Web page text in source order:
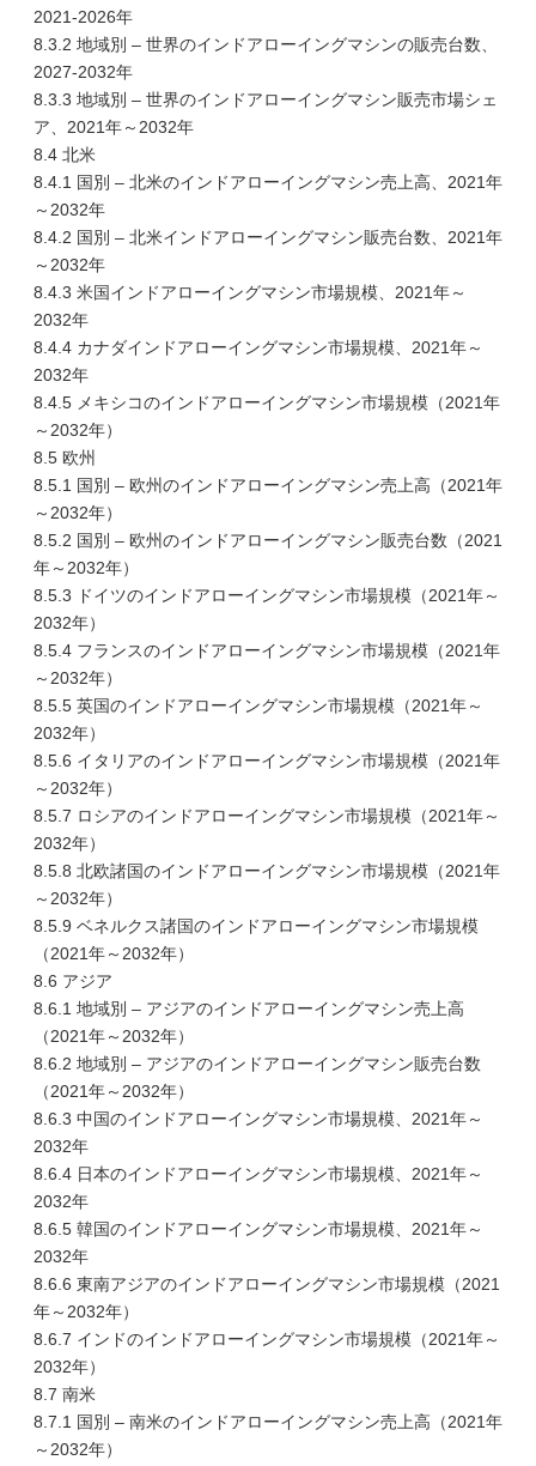
2021-2026年
8.3.2 地域別 – 世界のインドアローイングマシンの販売台数、
2027-2032年
8.3.3 地域別 – 世界のインドアローイングマシン販売市場シェ
ア、2021年～2032年
8.4 北米
8.4.1 国別 – 北米のインドアローイングマシン売上高、2021年
～2032年
8.4.2 国別 – 北米インドアローイングマシン販売台数、2021年
～2032年
8.4.3 米国インドアローイングマシン市場規模、2021年～
2032年
8.4.4 カナダインドアローイングマシン市場規模、2021年～
2032年
8.4.5 メキシコのインドアローイングマシン市場規模（2021年
～2032年）
8.5 欧州
8.5.1 国別 – 欧州のインドアローイングマシン売上高（2021年
～2032年）
8.5.2 国別 – 欧州のインドアローイングマシン販売台数（2021
年～2032年）
8.5.3 ドイツのインドアローイングマシン市場規模（2021年～
2032年）
8.5.4 フランスのインドアローイングマシン市場規模（2021年
～2032年）
8.5.5 英国のインドアローイングマシン市場規模（2021年～
2032年）
8.5.6 イタリアのインドアローイングマシン市場規模（2021年
～2032年）
8.5.7 ロシアのインドアローイングマシン市場規模（2021年～
2032年）
8.5.8 北欧諸国のインドアローイングマシン市場規模（2021年
～2032年）
8.5.9 ベネルクス諸国のインドアローイングマシン市場規模
（2021年～2032年）
8.6 アジア
8.6.1 地域別 – アジアのインドアローイングマシン売上高
（2021年～2032年）
8.6.2 地域別 – アジアのインドアローイングマシン販売台数
（2021年～2032年）
8.6.3 中国のインドアローイングマシン市場規模、2021年～
2032年
8.6.4 日本のインドアローイングマシン市場規模、2021年～
2032年
8.6.5 韓国のインドアローイングマシン市場規模、2021年～
2032年
8.6.6 東南アジアのインドアローイングマシン市場規模（2021
年～2032年）
8.6.7 インドのインドアローイングマシン市場規模（2021年～
2032年）
8.7 南米
8.7.1 国別 – 南米のインドアローイングマシン売上高（2021年
～2032年）